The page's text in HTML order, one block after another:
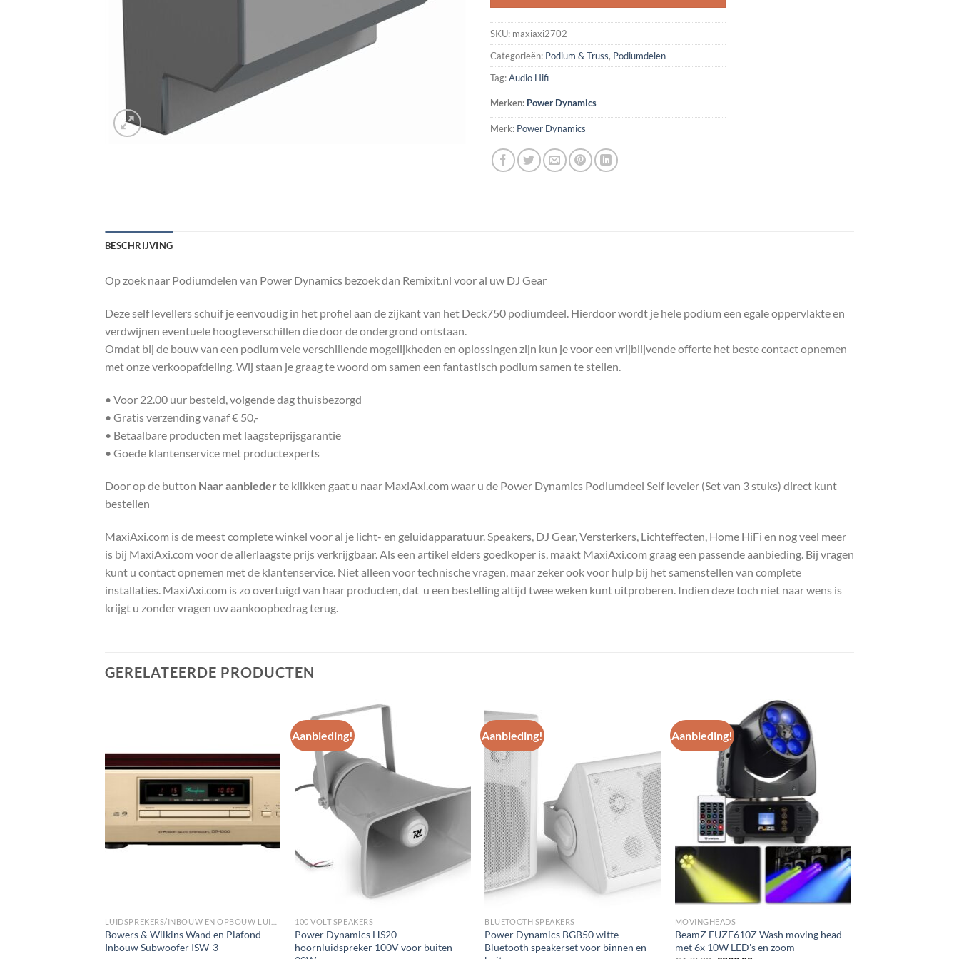
SKU: maxiaxi2702
Categorieën: Podium & Truss, Podiumdelen
Tag:Audio Hifi
Merken: Power Dynamics
Merk: Power Dynamics
BESCHRIJVING
Op zoek naar Podiumdelen van Power Dynamics bezoek dan Remixit.nl voor al uw DJ Gear
Deze self levellers schuif je eenvoudig in het profiel aan de zijkant van het Deck750 podiumdeel. Hierdoor wordt je hele podium een egale oppervlakte en
verdwijnen eventuele hoogteverschillen die door de ondergrond ontstaan.
Omdat bij de bouw van een podium vele verschillende mogelijkheden en oplossingen zijn kun je voor een vrijblijvende offerte het beste contact opnemen
met onze verkoopafdeling. Wij staan je graag te woord om samen een fantastisch podium samen te stellen.
• Voor 22.00 uur besteld, volgende dag thuisbezorgd
• Gratis verzending vanaf € 50,-
• Betaalbare producten met laagsteprijsgarantie
• Goede klantenservice met productexperts
Door op de button Naar aanbieder te klikken gaat u naar MaxiAxi.com waar u de Power Dynamics Podiumdeel Self leveler (Set van 3 stuks) direct kunt
bestellen
MaxiAxi.com is de meest complete winkel voor al je licht- en geluidapparatuur. Speakers, DJ Gear, Versterkers, Lichteffecten, Home HiFi en nog veel meer
is bij MaxiAxi.com voor de allerlaagste prijs verkrijgbaar. Als een artikel elders goedkoper is, maakt MaxiAxi.com graag een passende aanbieding. Bij vragen
kunt u contact opnemen met de klantenservice. Niet alleen voor technische vragen, maar zeker ook voor hulp bij het samenstellen van complete
installaties. MaxiAxi.com is zo overtuigd van haar producten, dat u een bestelling altijd twee weken kunt uitproberen. Indien deze toch niet naar wens is
krijgt u zonder vragen uw aankoopbedrag terug.
GERELATEERDE PRODUCTEN
Toevoegen
aan
wenslijst
Bowers & Wilkins Wand en Plafond
Inbouw Subwoofer ISW-3
Aanbieding!
wenslijst
100 VOLT SPEAKERS
Power Dynamics HS20
hoornluidspreker 100V voor buiten –
Aanbieding!
Toevoegen
aan
wenslijst
BLUETOOTH SPEAKERS
Power Dynamics BGB50 witte
Bluetooth speakerset voor binnen en
Aanbieding!
Toevoegen
MOVINGHEADS
BeamZ FUZE610Z Wash moving head
met 6x 10W LED's en zoom